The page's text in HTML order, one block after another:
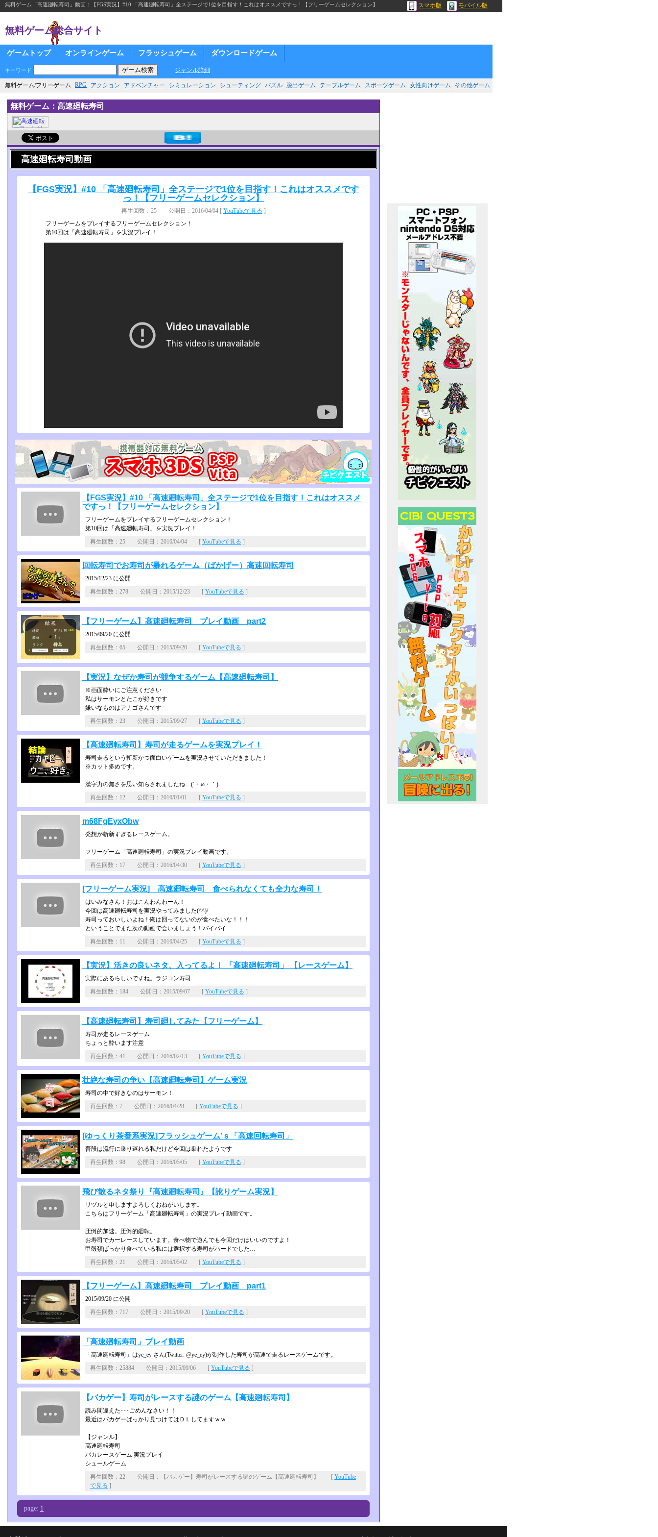
無料ゲーム「高速廻転寿司」動画：【FGS実況】#10 「高速廻転寿司」全ステージで1位を目指す！これはオススメですっ！【フリーゲームセレクション】 スマホ版 モバイル版
無料ゲーム総合サイト
ゲームトップ オンラインゲーム フラッシュゲーム ダウンロードゲーム
キーワード ジャンル詳細
無料ゲーム/フリーゲーム RPG アクション アドベンチャー シミュレーション シューティング パズル 脱出ゲーム テーブルゲーム スポーツゲーム 女性向けゲーム その他ゲーム
無料ゲーム：高速廻転寿司
高速廻転寿司動画
【FGS実況】#10 「高速廻転寿司」全ステージで1位を目指す！これはオススメです
っ！【フリーゲームセレクション】
再生回数：25 公開日：2016/04/04 [ YouTubeで見る ]
フリーゲームをプレイするフリーゲームセレクション！
第10回は「高速廻転寿司」を実況プレイ！
【FGS実況】#10 「高速廻転寿司」全ステージで1位を目指す！これはオススメ
ですっ！【フリーゲームセレクション】
フリーゲームをプレイするフリーゲームセレクション！
第10回は「高速廻転寿司」を実況プレイ！
再生回数：25 公開日：2016/04/04 [ YouTubeで見る ]
回転寿司でお寿司が暴れるゲーム（ばかげー）高速回転寿司
2015/12/23 に公開
再生回数：278 公開日：2015/12/23 [ YouTubeで見る ]
【フリーゲーム】高速廻転寿司 プレイ動画 part2
2015/09/20 に公開
再生回数：65 公開日：2015/09/20 [ YouTubeで見る ]
【実況】なぜか寿司が競争するゲーム【高速廻転寿司】
※画面酔いにご注意ください
私はサーモンとたこが好きです
嫌いなものはアナゴさんです
再生回数：23 公開日：2015/09/27 [ YouTubeで見る ]
【高速廻転寿司】寿司が走るゲームを実況プレイ！
寿司走るという斬新かつ面白いゲームを実況させていただきました！
※カット多めです。
漢字力の無さを思い知らされましたね…(´・ω・｀)
再生回数：12 公開日：2016/01/01 [ YouTubeで見る ]
m68FgEyxObw
発想が斬新すぎるレースゲーム。
フリーゲーム「高速廻転寿司」の実況プレイ動画です。
再生回数：17 公開日：2016/04/30 [ YouTubeで見る ]
[フリーゲーム実況] 高速廻転寿司 食べられなくても全力な寿司！
はいみなさん！おはこんわんわーん！
今回は高速廻転寿司を実況やってみました(^^)/
寿司っておいしいよね！俺は回ってないのが食べたいな！！！
ということでまた次の動画で会いましょう！バイバイ
再生回数：11 公開日：2016/04/25 [ YouTubeで見る ]
【実況】活きの良いネタ、入ってるよ！ 「高速廻転寿司」 【レースゲーム】
実際にあるらしいですね。ラジコン寿司
再生回数：184 公開日：2015/09/07 [ YouTubeで見る ]
【高速廻転寿司】寿司廻してみた【フリーゲーム】
寿司が走るレースゲーム
ちょっと酔います注意
再生回数：41 公開日：2016/02/13 [ YouTubeで見る ]
壮絶な寿司の争い【高速廻転寿司】ゲーム実況
寿司の中で好きなのはサーモン！
再生回数：7 公開日：2016/04/28 [ YouTubeで見る ]
[ゆっくり茶番系実況]フラッシュゲーム’ｓ「高速回転寿司」
普段は流行に乗り遅れる私だけど今回は乗れたようです
再生回数：98 公開日：2016/05/05 [ YouTubeで見る ]
飛び散るネタ祭り『高速廻転寿司』【訛りゲーム実況】
リヅルと申しますよろしくおねがいします。
こちらはフリーゲーム「高速廻転寿司」の実況プレイ動画です。
圧倒的加速。圧倒的廻転。
お寿司でカーレースしています。食べ物で遊んでも今回だけはいいのですよ！
甲殻類ばっかり食べている私には選択する寿司がハードでした…
再生回数：21 公開日：2016/05/02 [ YouTubeで見る ]
【フリーゲーム】高速廻転寿司 プレイ動画 part1
2015/09/20 に公開
再生回数：717 公開日：2015/09/20 [ YouTubeで見る ]
「高速廻転寿司」プレイ動画
「高速廻転寿司」はye_ey さん(Twitter: @ye_ey)が制作した寿司が高速で走るレースゲームです。
再生回数：25884 公開日：2015/09/06 [ YouTubeで見る ]
【バカゲー】寿司がレースする謎のゲーム【高速廻転寿司】
読み間違えた･･･ごめんなさい！！
最近はバカゲーばっかり見つけてはＤＬしてますｗｗ
【ジャンル】
高速廻転寿司
バカレースゲーム 実況プレイ
シュールゲーム
再生回数：22 公開日：【バカゲー】寿司がレースする謎のゲーム【高速廻転寿司】 [ YouTube
で見る ]
page: 1